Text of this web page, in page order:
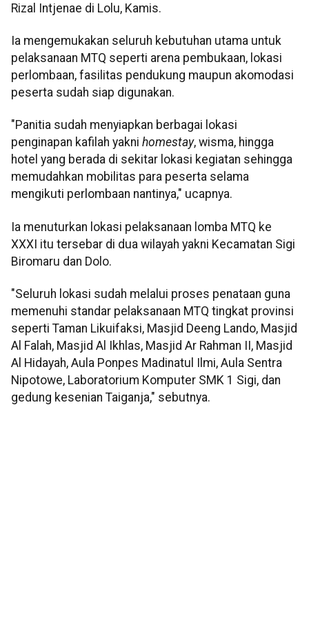
Rizal Intjenae di Lolu, Kamis.
Ia mengemukakan seluruh kebutuhan utama untuk
pelaksanaan MTQ seperti arena pembukaan, lokasi
perlombaan, fasilitas pendukung maupun akomodasi
peserta sudah siap digunakan.
"Panitia sudah menyiapkan berbagai lokasi
penginapan kafilah yakni homestay, wisma, hingga
hotel yang berada di sekitar lokasi kegiatan sehingga
memudahkan mobilitas para peserta selama
mengikuti perlombaan nantinya," ucapnya.
Ia menuturkan lokasi pelaksanaan lomba MTQ ke
XXXI itu tersebar di dua wilayah yakni Kecamatan Sigi
Biromaru dan Dolo.
"Seluruh lokasi sudah melalui proses penataan guna
memenuhi standar pelaksanaan MTQ tingkat provinsi
seperti Taman Likuifaksi, Masjid Deeng Lando, Masjid
Al Falah, Masjid Al Ikhlas, Masjid Ar Rahman II, Masjid
Al Hidayah, Aula Ponpes Madinatul Ilmi, Aula Sentra
Nipotowe, Laboratorium Komputer SMK 1 Sigi, dan
gedung kesenian Taiganja," sebutnya.